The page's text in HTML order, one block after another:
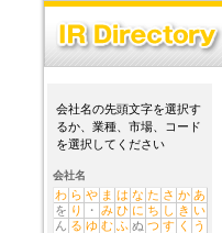
会社名の先頭文字を選択す
るか、業種、市場、コード
を選択してください
会社名
わ ら や ま は な た さ か あ
を り ・ み ひ に ち し き い
ん る ゆ む ふ ぬ つ す く
う